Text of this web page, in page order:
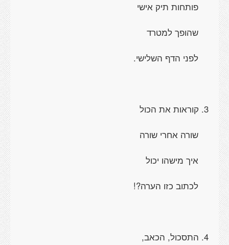
פותחות תיק אישי
שהופך למטרד
לפני הדף השלישי.
3. קוראות את הכול
שורה אחרי שורה
איך מישהו יכול
לכתוב כזו הערה?!
4. התסכול, הכאב,